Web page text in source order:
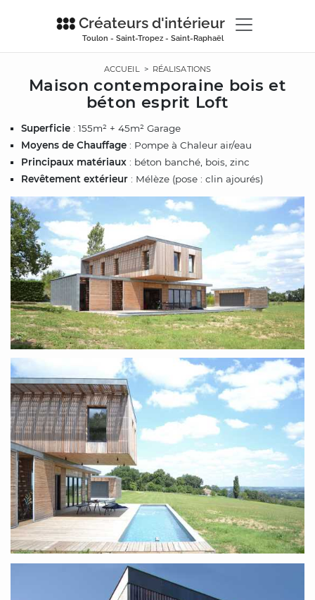
Créateurs d'intérieur
Toulon - Saint-Tropez - Saint-Raphaël
ACCUEIL> RÉALISATIONS
Maison contemporaine bois et
béton esprit Loft
Superficie : 155m² + 45m² Garage
Moyens de Chauffage : Pompe à Chaleur air/eau
Principaux matériaux : béton banché, bois, zinc
Revêtement extérieur : Mélèze (pose : clin ajourés)